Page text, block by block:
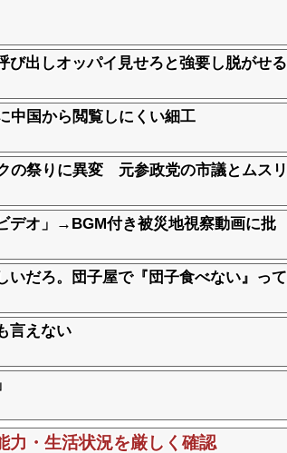
び出しオッパイ見せろと強要し脱がせる
中国から閲覧しにくい細工
の祭りに異変 元参政党の市議とムスリ
デオ」→BGM付き被災地視察動画に批
いだろ。団子屋で『団子食べない』って
言えない
・生活状況を厳しく確認